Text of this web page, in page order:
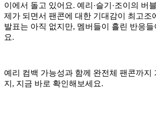
이에서 돌고 있어요. 예리·슬기·조이의 버
제가 되면서 팬콘에 대한 기대감이 최고조
발표는 아직 없지만, 멤버들이 흘린 반응
요.
예리 컴백 가능성과 함께 완전체 팬콘까지
지, 지금 바로 확인해보세요.